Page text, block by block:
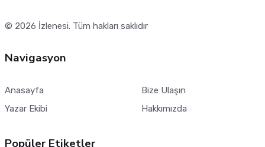
© 2026 İzlenesi. Tüm hakları saklıdır
Navigasyon
Anasayfa
Yazar Ekibi
Bize Ulaşın
Hakkımızda
Popüler Etiketler